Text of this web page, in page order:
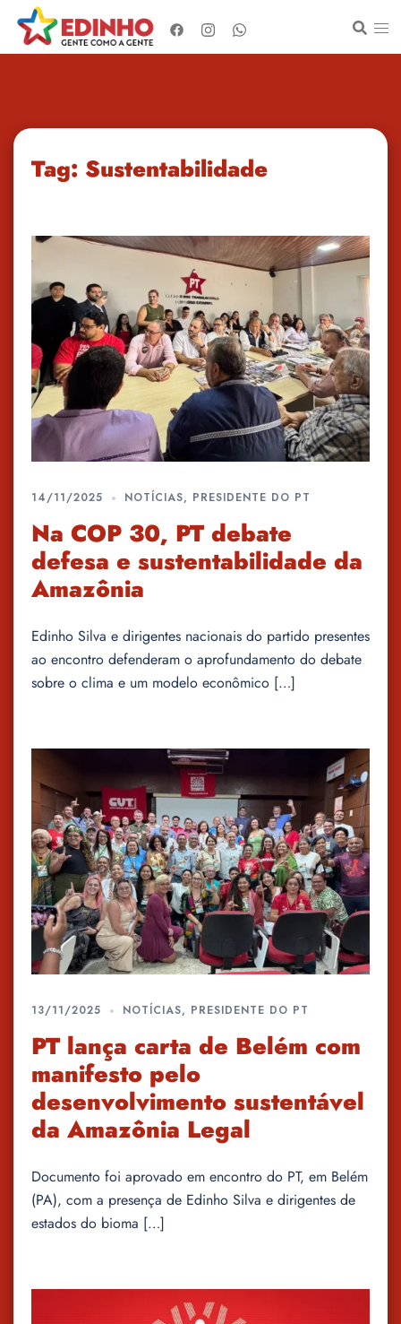
para
o
Tag: Sustentabilidade
14/11/2025 NOTÍCIAS, PRESIDENTE DO PT
Na COP 30, PT debate
defesa e sustentabilidade da
Amazônia
Edinho Silva e dirigentes nacionais do partido presentes
ao encontro defenderam o aprofundamento do debate
sobre o clima e um modelo econômico […]
13/11/2025 NOTÍCIAS, PRESIDENTE DO PT
PT lança carta de Belém com
manifesto pelo
desenvolvimento sustentável
da Amazônia Legal
Documento foi aprovado em encontro do PT, em Belém
(PA), com a presença de Edinho Silva e dirigentes de
estados do bioma […]